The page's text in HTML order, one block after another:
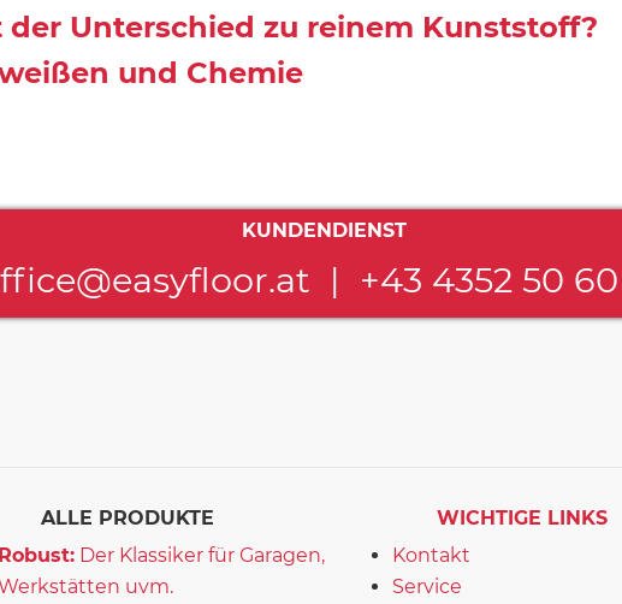
Unterschied zu reinem Kunststoff?
und Chemie
KUNDENDIENST
| +43 4352 50
ALLE PRODUKTE
Robust: Der Klassiker für Garagen,
uvm.
WICHTIGE LINKS
Kontakt
Service